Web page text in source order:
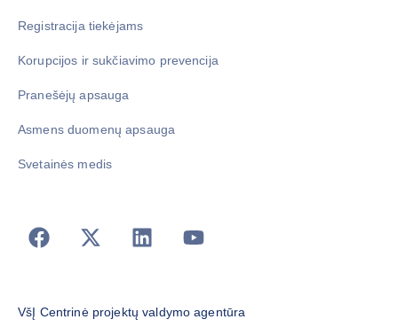
Registracija tiekėjams
Korupcijos ir sukčiavimo prevencija
Pranešėjų apsauga
Asmens duomenų apsauga
Svetainės medis
VšĮ Centrinė projektų valdymo agentūra